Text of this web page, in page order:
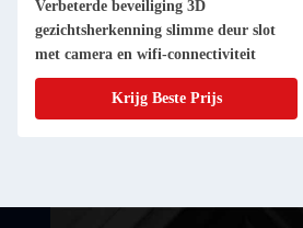
Verbeterde beveiliging 3D
gezichtsherkenning slimme deur slot
met camera en wifi-connectiviteit
Krijg Beste Prijs